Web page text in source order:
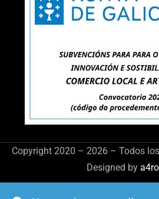
Copyright 2020 – 2026 – Todos los
Designed by